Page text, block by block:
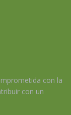
con la
con un